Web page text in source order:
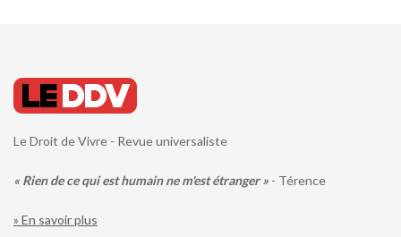
Le Droit de Vivre - Revue universaliste
« Rien de ce qui est humain ne m'est étranger » - Térence
» En savoir plus